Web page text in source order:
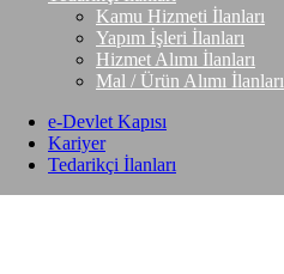
Kamu Hizmeti İlanları
Yapım İşleri İlanları
Hizmet Alımı İlanları
Mal / Ürün Alımı İlanları
e-Devlet Kapısı
Kariyer
Tedarikçi İlanları